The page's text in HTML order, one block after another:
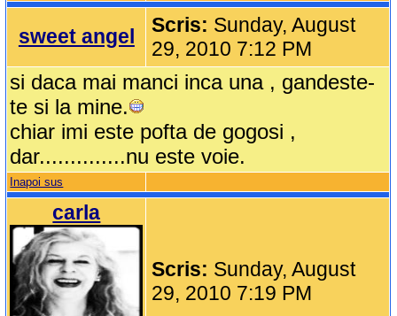
sweet angel Scris: Sunday, August
29, 2010 7:12 PM
si daca mai manci inca una , gandeste-
te si la mine.
chiar imi este pofta de gogosi ,
dar..............nu este voie.
Inapoi sus
carla
Scris: Sunday, August
29, 2010 7:19 PM